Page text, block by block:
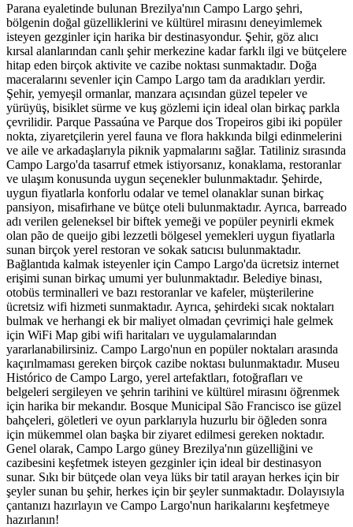
Parana eyaletinde bulunan Brezilya'nın Campo Largo şehri,
bölgenin doğal güzelliklerini ve kültürel mirasını deneyimlemek
isteyen gezginler için harika bir destinasyondur. Şehir, göz alıcı
kırsal alanlarından canlı şehir merkezine kadar farklı ilgi ve bütçelere
hitap eden birçok aktivite ve cazibe noktası sunmaktadır. Doğa
maceralarını sevenler için Campo Largo tam da aradıkları yerdir.
Şehir, yemyeşil ormanlar, manzara açısından güzel tepeler ve
yürüyüş, bisiklet sürme ve kuş gözlemi için ideal olan birkaç parkla
çevrilidir. Parque Passaúna ve Parque dos Tropeiros gibi iki popüler
nokta, ziyaretçilerin yerel fauna ve flora hakkında bilgi edinmelerini
ve aile ve arkadaşlarıyla piknik yapmalarını sağlar. Tatiliniz sırasında
Campo Largo'da tasarruf etmek istiyorsanız, konaklama, restoranlar
ve ulaşım konusunda uygun seçenekler bulunmaktadır. Şehirde,
uygun fiyatlarla konforlu odalar ve temel olanaklar sunan birkaç
pansiyon, misafirhane ve bütçe oteli bulunmaktadır. Ayrıca, barreado
adı verilen geleneksel bir biftek yemeği ve popüler peynirli ekmek
olan pão de queijo gibi lezzetli bölgesel yemekleri uygun fiyatlarla
sunan birçok yerel restoran ve sokak satıcısı bulunmaktadır.
Bağlantıda kalmak isteyenler için Campo Largo'da ücretsiz internet
erişimi sunan birkaç umumi yer bulunmaktadır. Belediye binası,
otobüs terminalleri ve bazı restoranlar ve kafeler, müşterilerine
ücretsiz wifi hizmeti sunmaktadır. Ayrıca, şehirdeki sıcak noktaları
bulmak ve herhangi ek bir maliyet olmadan çevrimiçi hale gelmek
için WiFi Map gibi wifi haritaları ve uygulamalarından
yararlanabilirsiniz. Campo Largo'nun en popüler noktaları arasında
kaçırılmaması gereken birçok cazibe noktası bulunmaktadır. Museu
Histórico de Campo Largo, yerel artefaktları, fotoğrafları ve
belgeleri sergileyen ve şehrin tarihini ve kültürel mirasını öğrenmek
için harika bir mekandır. Bosque Municipal São Francisco ise güzel
bahçeleri, göletleri ve oyun parklarıyla huzurlu bir öğleden sonra
için mükemmel olan başka bir ziyaret edilmesi gereken noktadır.
Genel olarak, Campo Largo güney Brezilya'nın güzelliğini ve
cazibesini keşfetmek isteyen gezginler için ideal bir destinasyon
sunar. Sıkı bir bütçede olan veya lüks bir tatil arayan herkes için bir
şeyler sunan bu şehir, herkes için bir şeyler sunmaktadır. Dolayısıyla
çantanızı hazırlayın ve Campo Largo'nun harikalarını keşfetmeye
hazırlanın!